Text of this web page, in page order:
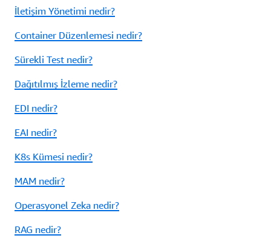
İletişim Yönetimi nedir?
Container Düzenlemesi nedir?
Sürekli Test nedir?
Dağıtılmış İzleme nedir?
EDI nedir?
EAI nedir?
K8s Kümesi nedir?
MAM nedir?
Operasyonel Zeka nedir?
RAG nedir?